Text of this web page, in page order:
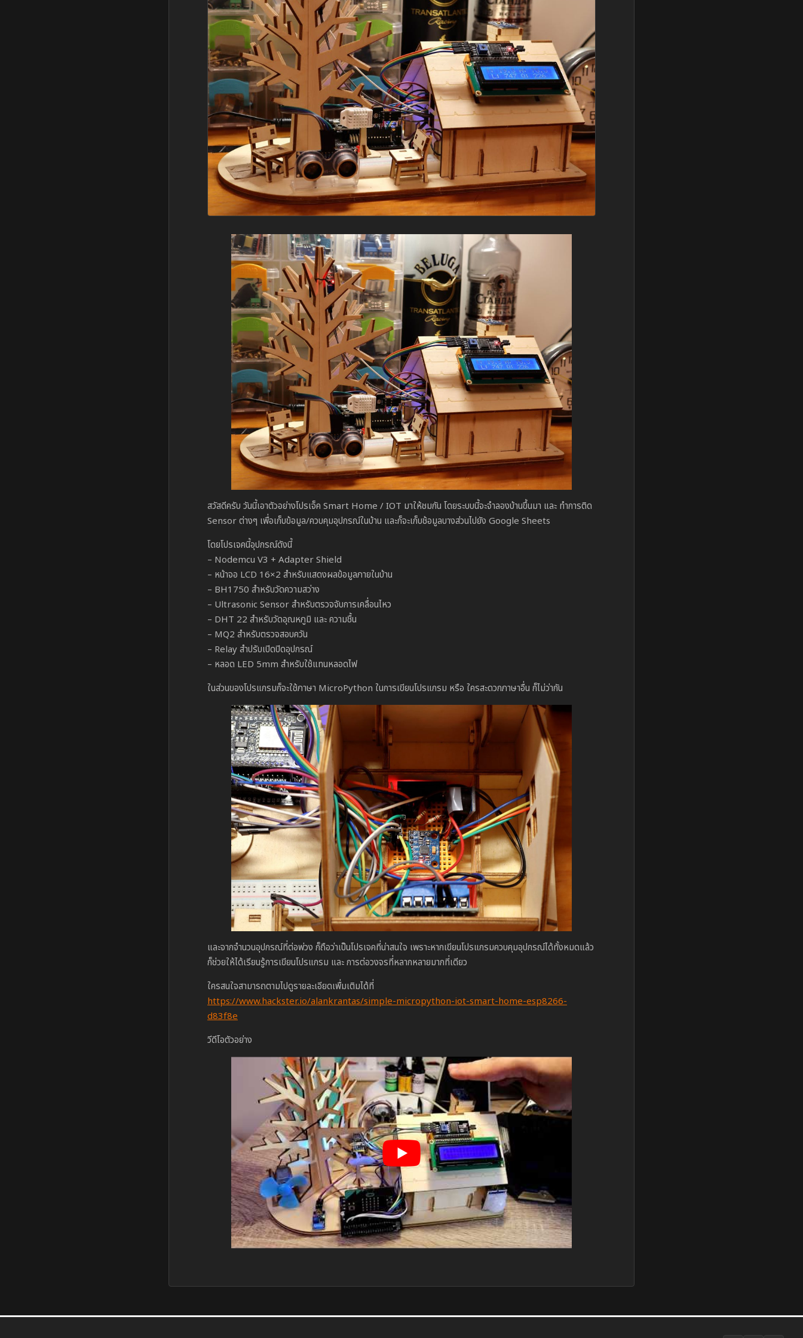
สวัสดีครับ วันนี้เอาตัวอย่างโปรเจ็ค Smart Home / IOT มาให้ชมกัน โดยระบบนี้จะจำลองบ้านขึ้นมา และ ทำการติด
Sensor ต่างๆ เพื่อเก็บข้อมูล/ควบคุมอุปกรณ์ในบ้าน และก็จะเก็บช้อมูลบางส่วนไปยัง Google Sheets
โดยโปรเจคนี้อุปกรณ์ดังนี้
– Nodemcu V3 + Adapter Shield
– หน้าจอ LCD 16×2 สำหรับแสดงผลข้อมูลภายในบ้าน
– BH1750 สำหรับวัดความสว่าง
– Ultrasonic Sensor สำหรับตรวจจับการเคลื่อนไหว
– DHT 22 สำหรับวัดอุณหภูมิ และ ความชื้น
– MQ2 สำหรับตรวจสอบควัน
– Relay สำปรับเปิดปิดอุปกรณ์
– หลอด LED 5mm สำหรับใช้แทนหลอดไฟ
ในส่วนของโปรแกรมก็จะใช้ภาษา MicroPython ในการเขียนโปรแกรม หรือ ใครสะดวกภาษาอื่น ก็ไม่ว่ากัน
และจากจำนวนอุปกรณ์ที่ต่อพ่วง ก็ถือว่าเป็นโปรเจคที่น่าสนใจ เพราะหากเขียนโปรแกรมควบคุมอุปกรณ์ได้ทั้งหมดแล้ว
ก็ช่วยให้ได้เรียนรู้การเขียนโปรแกรม และ การต่อวงจรที่หลากหลายมากที่เดียว
ใครสนใจสามารถตามไปดูรายละเอียดเพื่มเติมได้ที่
https://www.hackster.io/alankrantas/simple-micropython-iot-smart-home-esp8266-
d83f8e
วีดีโอตัวอย่าง